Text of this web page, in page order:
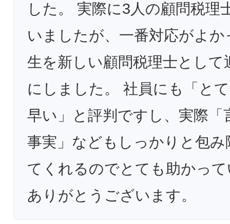
した。 実際に3人の顧問税理
いましたが、一番対応がよか
生を新しい顧問税理士として
にしました。 社員にも「と
早い」と評判ですし、実際「
事実」などもしっかりと包み
てくれるのでとても助かっ
ありがとうございます。